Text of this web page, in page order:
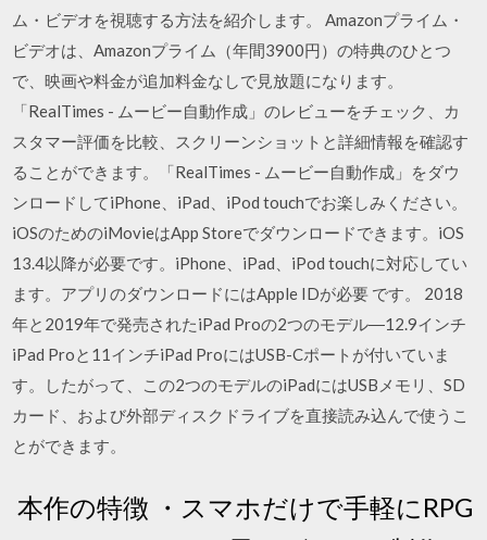
ム・ビデオを視聴する方法を紹介します。 Amazonプライム・
ビデオは、Amazonプライム（年間3900円）の特典のひとつ
で、映画や料金が追加料金なしで見放題になります。
‎「RealTimes - ムービー自動作成」のレビューをチェック、カ
スタマー評価を比較、スクリーンショットと詳細情報を確認す
ることができます。「RealTimes - ムービー自動作成」をダウ
ンロードしてiPhone、iPad、iPod touchでお楽しみください。
iOSのためのiMovieはApp Storeでダウンロードできます。iOS
13.4以降が必要です。iPhone、iPad、iPod touchに対応してい
ます。アプリのダウンロードにはApple IDが必要 です。 2018
年と2019年で発売されたiPad Proの2つのモデル―12.9インチ
iPad Proと11インチiPad ProにはUSB-Cポートが付いていま
す。したがって、この2つのモデルのiPadにはUSBメモリ、SD
カード、および外部ディスクドライブを直接読み込んで使うこ
とができます。
‎ 本作の特徴 ・スマホだけで手軽にRPG